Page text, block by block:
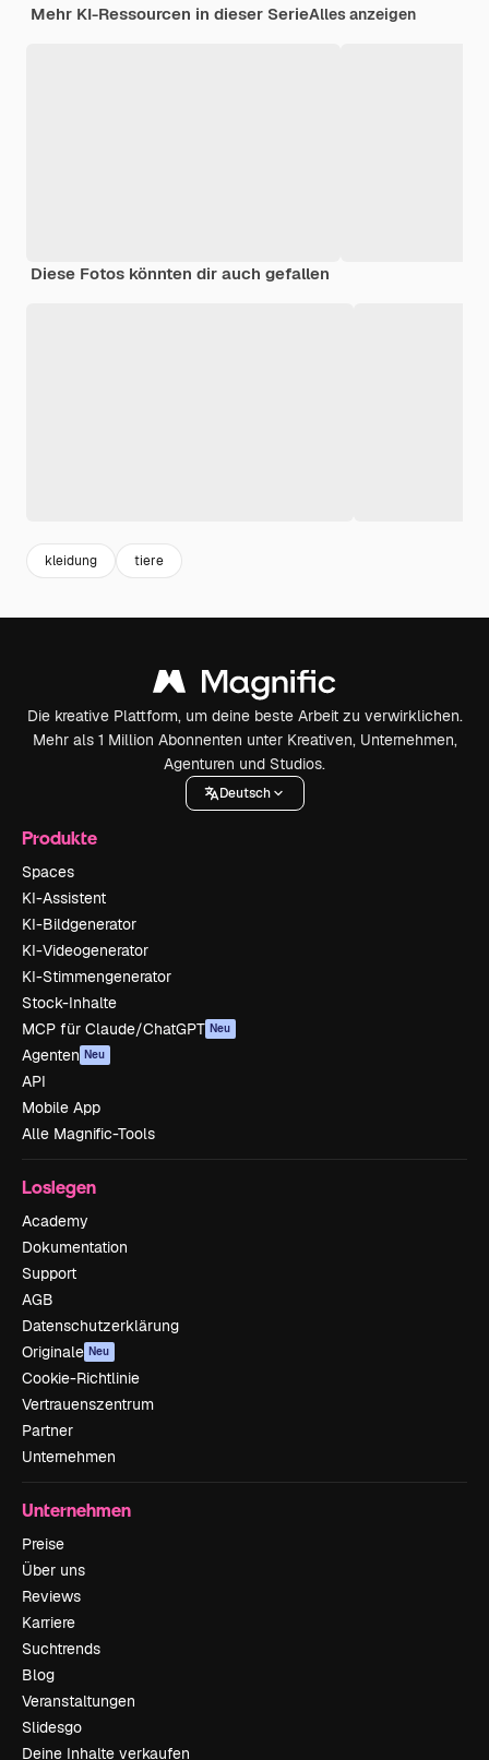
Mehr KI-Ressourcen in dieser SerieAlles anzeigen
Diese Fotos könnten dir auch gefallen
kleidung tiere
Die kreative Plattform, um deine beste Arbeit zu verwirklichen.
Mehr als 1 Million Abonnenten unter Kreativen, Unternehmen,
Agenturen und Studios.
Deutsch
Produkte
Spaces
KI-Assistent
KI-Bildgenerator
KI-Videogenerator
KI-Stimmengenerator
Stock-Inhalte
MCP für Claude/ChatGPT Neu
Agenten Neu
API
Mobile App
Alle Magnific-Tools
Loslegen
Academy
Dokumentation
Support
AGB
Datenschutzerklärung
Originale Neu
Cookie-Richtlinie
Vertrauenszentrum
Partner
Unternehmen
Unternehmen
Preise
Über uns
Reviews
Karriere
Suchtrends
Blog
Veranstaltungen
Slidesgo
Deine Inhalte verkaufen